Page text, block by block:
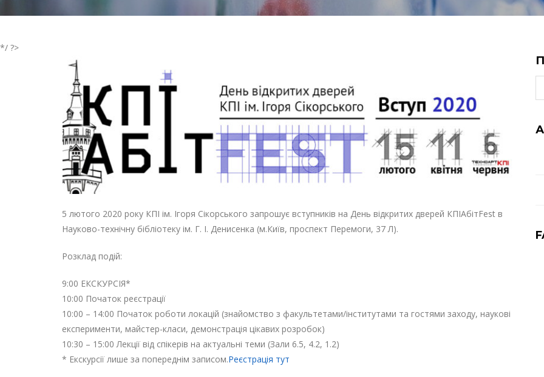
*/ ?>
5 лютого 2020 року КПІ ім. Ігоря Сікорського запрошує вступників на День відкритих дверей КПІАбітFest в
Науково-технічну бібліотеку ім. Г. І. Денисенка (м.Київ, проспект Перемоги, 37 Л).
Розклад подій:
9:00 ЕКСКУРСІЯ*
10:00 Початок реєстрації
10:00 – 14:00 Початок роботи локацій (знайомство з факультетами/інститутами та гостями заходу, наукові
експерименти, майстер-класи, демонстрація цікавих розробок)
10:30 – 15:00 Лекції від спікерів на актуальні теми (Зали 6.5, 4.2, 1.2)
* Екскурсії лише за попереднім записом.Реєстрація тут